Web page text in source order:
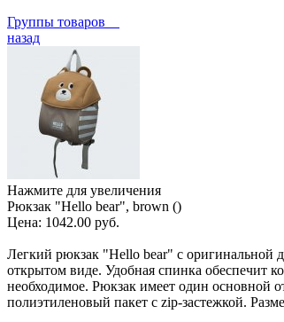
Группы товаров
назад
Нажмите для увеличения
Рюкзак "Hello bear", brown ()
Цена: 1042.00 руб.
Легкий рюкзак "Hello bear" с оригинальной
открытом виде. Удобная спинка обеспечит
необходимое. Рюкзак имеет один
полиэтиленовый пакет с zip-застежкой.